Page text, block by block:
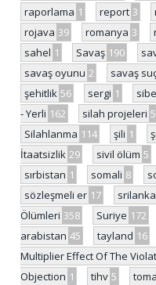
raporlama 1 report 3
rojava 39 romanya 3
sahel 1 Savaş 190
savaş oyunu 2 savaş
şehitlik 56 sergi 1
- Yerli 162 silah projeleri 5
Silahlanma 114 şili 1
İtaatsizlik 29 sivil ölüm 5
sırbistan 1 somali 8
sözleşmeli er 17 srilanka
Ölümleri 358 Suriye 172
arabistan 45 tayland 16
Multiplier Effect Of The
Objection 1 tihv 5 toma